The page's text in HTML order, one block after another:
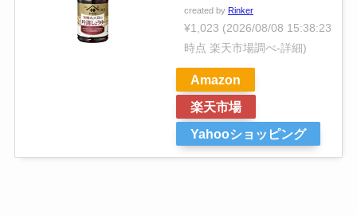
created by Rinker
¥1,023 (2026/08/08 15:38:23
時点 楽天市場調べ-詳細)
Amazon
楽天市場
Yahooショッピング